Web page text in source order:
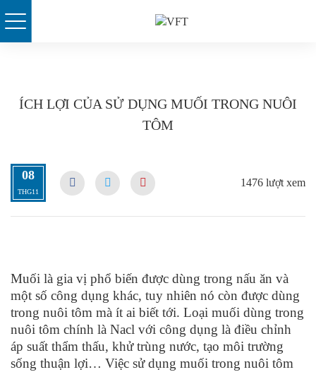
ÍCH LỢI CỦA SỬ DỤNG MUỐI TRONG NUÔI
TÔM
08
THG11
1476 lượt xem
Muối là gia vị phổ biến được dùng trong nấu ăn và
một số công dụng khác, tuy nhiên nó còn được dùng
trong nuôi tôm mà ít ai biết tới. Loại muối dùng trong
nuôi tôm chính là Nacl với công dụng là điều chỉnh
áp suất thẩm thấu, khử trùng nước, tạo môi trường
sống thuận lợi… Việc sử dụng muối trong nuôi tôm